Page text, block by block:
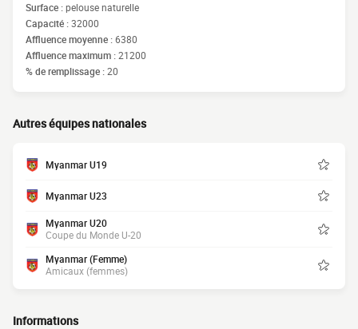
Surface :pelouse naturelle
Capacité :32000
Affluence moyenne :6380
Affluence maximum :21200
% de remplissage :20
Autres équipes nationales
Myanmar U19
Myanmar U23
Myanmar U20
Coupe du Monde U-20
Myanmar (Femme)
Amicaux (femmes)
Informations